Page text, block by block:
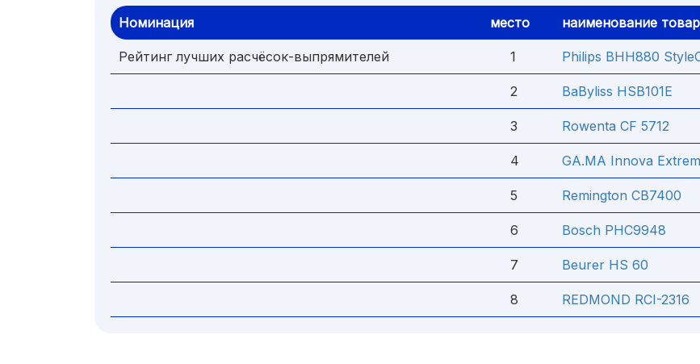
Номинация место наименование
Рейтинг лучших расчёсок-выпрямителей 1 Philips BHH880
2 BaByliss HSB101E
3 Rowenta CF 5712
4 GA.MA Innova
5 Remington CB7400
6 Bosch PHC9948
7 Beurer HS 60
8 REDMOND RCI-2316